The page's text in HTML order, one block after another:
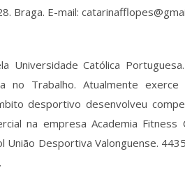
Braga. E-mail:
Universidade Católica
no Trabalho. Atualmente
desportivo desenvolveu
na empresa Academia
União Desportiva Valonguense.